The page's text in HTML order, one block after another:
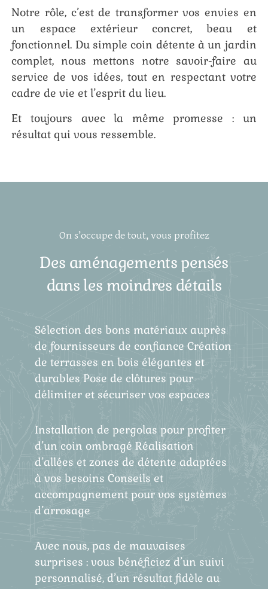
Notre rôle, c’est de transformer vos envies en
un espace extérieur concret, beau et
fonctionnel. Du simple coin détente à un jardin
complet, nous mettons notre savoir-faire au
service de vos idées, tout en respectant votre
cadre de vie et l’esprit du lieu.
Et toujours avec la même promesse : un
résultat qui vous ressemble.
On s’occupe de tout, vous profitez
Des aménagements pensés
dans les moindres détails
Sélection des bons matériaux auprès
de fournisseurs de confiance Création
de terrasses en bois élégantes et
durables Pose de clôtures pour
délimiter et sécuriser vos espaces
Installation de pergolas pour profiter
d’un coin ombragé Réalisation
d’allées et zones de détente adaptées
à vos besoins Conseils et
accompagnement pour vos systèmes
d’arrosage
Avec nous, pas de mauvaises
surprises : vous bénéficiez d’un suivi
personnalisé, d’un résultat fidèle au